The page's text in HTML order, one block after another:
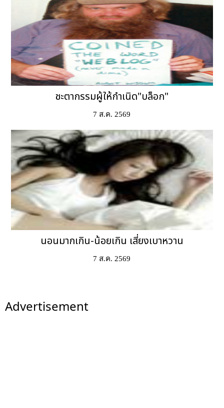
ชะตากรรมผู้ให้กำเนิด"บล็อก"
7 ส.ค. 2569
นอนมากเกิน-น้อยเกิน เสี่ยงเบาหวาน
7 ส.ค. 2569
Advertisement